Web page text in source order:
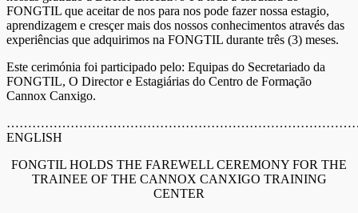
FONGTIL que aceitar de nos para nos pode fazer nossa estagio,
aprendizagem e cresçer mais dos nossos conhecimentos através das
experiências que adquirimos na FONGTIL durante três (3) meses.
Este cerimónia foi participado pelo: Equipas do Secretariado da
FONGTIL, O Director e Estagiárias do Centro de Formação
Cannox Canxigo.
ENGLISH
FONGTIL HOLDS THE FAREWELL CEREMONY FOR THE
TRAINEE OF THE CANNOX CANXIGO TRAINING
CENTER